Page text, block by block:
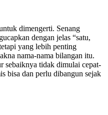
dimengerti. Senang
dengan jelas “satu,
yang lebih penting
nama-nama bilangan itu.
sebaiknya tidak dimulai cepat-
bisa dan perlu dibangun sejak